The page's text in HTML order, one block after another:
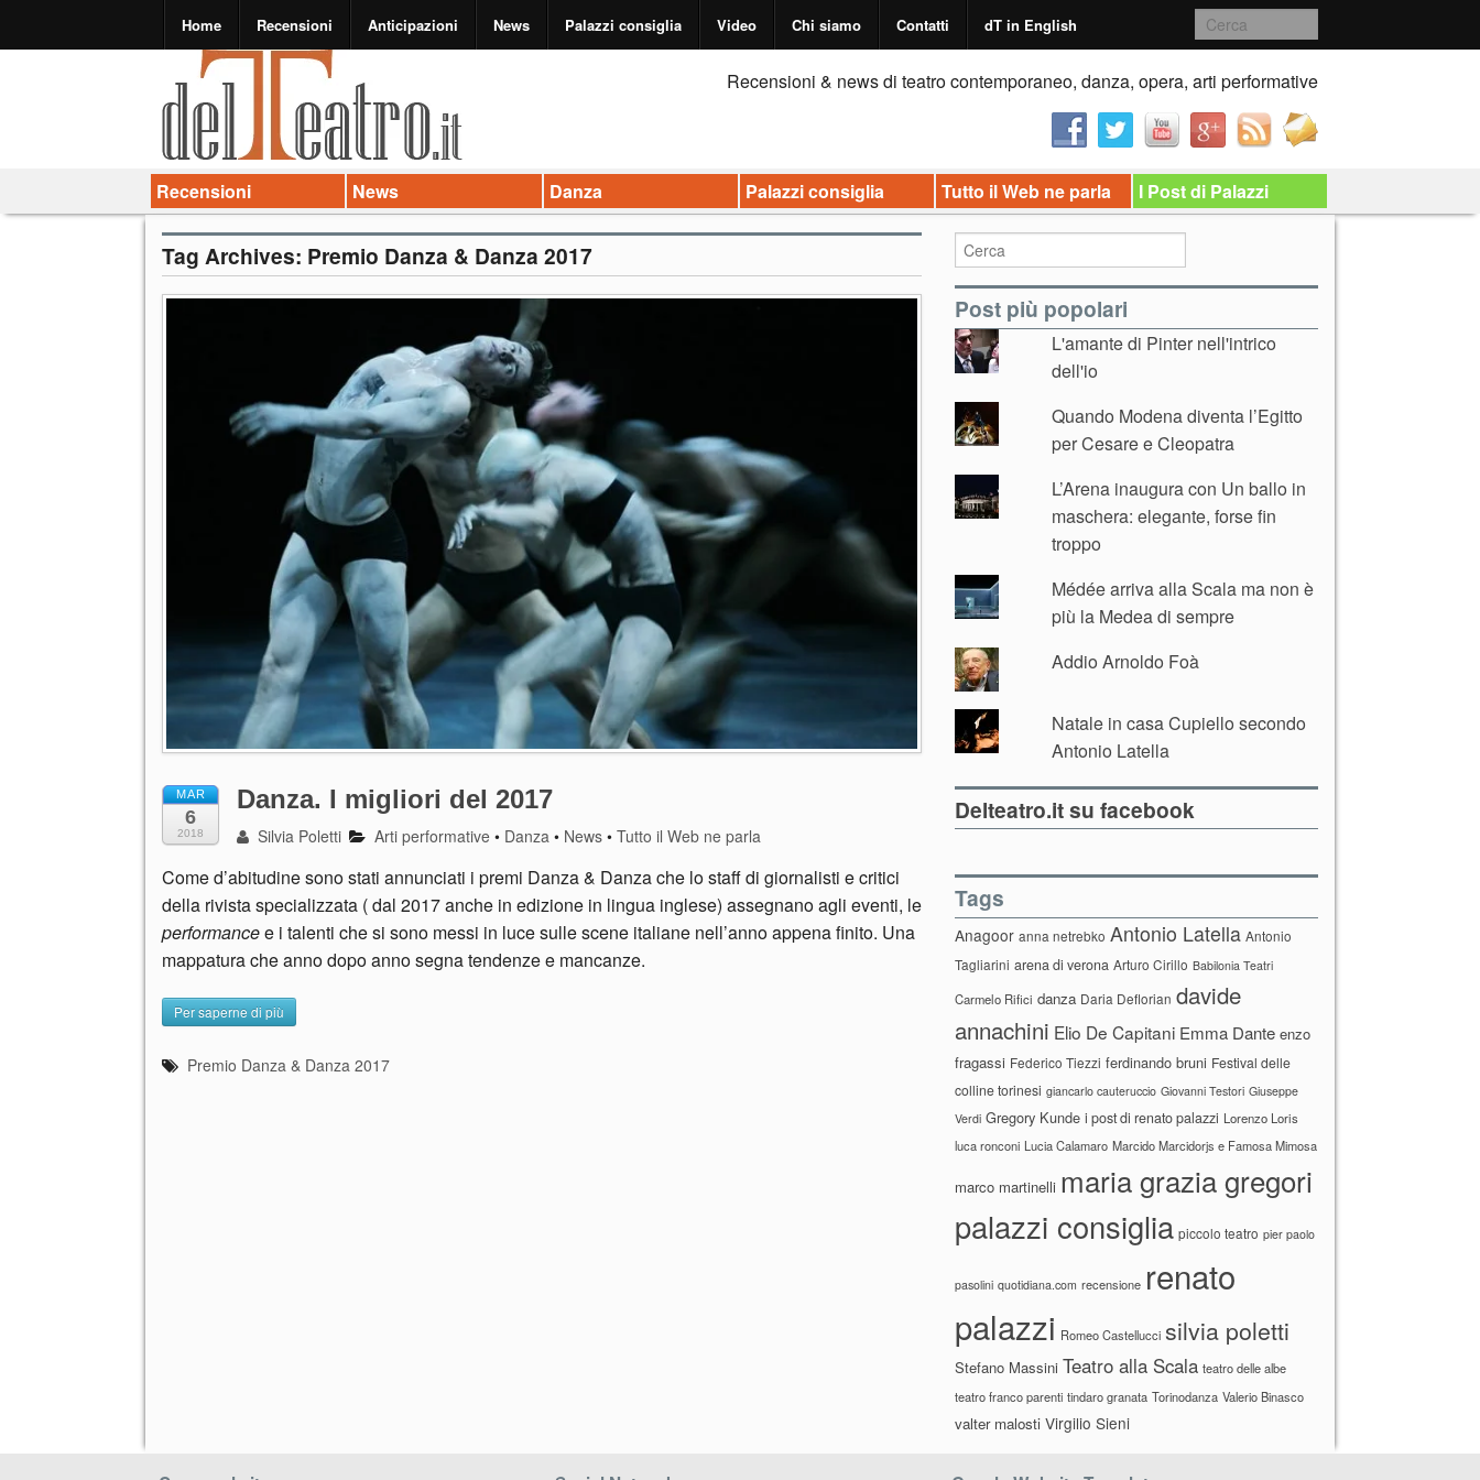
Home Recensioni Anticipazioni News Palazzi consiglia Video Chi siamo Contatti dT in English
Recensioni & news di teatro contemporaneo, danza, opera, arti performative
Recensioni News Danza Palazzi consiglia Tutto il Web ne parla I Post di Palazzi
Tag Archives: Premio Danza & Danza 2017
MAR
6
2018
Danza. I migliori del 2017
Silvia Poletti Arti performative • Danza • News •Tutto il Web ne parla
Come d’abitudine sono stati annunciati i premi Danza & Danza che lo staff di giornalisti e critici
della rivista specializzata ( dal 2017 anche in edizione in lingua inglese) assegnano agli eventi, le
performancee i talenti che si sono messi in luce sulle scene italiane nell’anno appena finito. Una
mappatura che anno dopo anno segna tendenze e mancanze.
Per saperne di più
Premio Danza & Danza 2017
Post più popolari
L'amante di Pinter nell'intrico
dell'io
Quando Modena diventa l’Egitto
per Cesare e Cleopatra
L’Arena inaugura con Un ballo in
maschera: elegante, forse fin
troppo
Médée arriva alla Scala ma non è
più la Medea di sempre
Addio Arnoldo Foà
Natale in casa Cupiello secondo
Antonio Latella
Delteatro.it su facebook
Tags
Anagoor anna netrebko Antonio Latella Antonio
Tagliarini arena di verona Arturo Cirillo Babilonia Teatri
Carmelo Rifici danza Daria Deflorian davide
annachini Elio De Capitani Emma Dante enzo
fragassi Federico Tiezzi ferdinando bruni Festival delle
colline torinesi giancarlo cauteruccio Giovanni Testori Giuseppe
Verdi Gregory Kunde i post di renato palazzi Lorenzo Loris
luca ronconi Lucia Calamaro Marcido Marcidorjs e Famosa Mimosa
marco martinelli maria grazia gregori
palazzi consiglia piccolo teatro pier paolo
pasolini quotidiana.com recensione renato
palazzi Romeo Castellucci silvia poletti
Stefano Massini Teatro alla Scala teatro delle albe
teatro franco parenti tindaro granata Torinodanza Valerio Binasco
valter malosti Virgilio Sieni